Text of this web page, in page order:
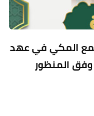
المكي في عهد
المنظور